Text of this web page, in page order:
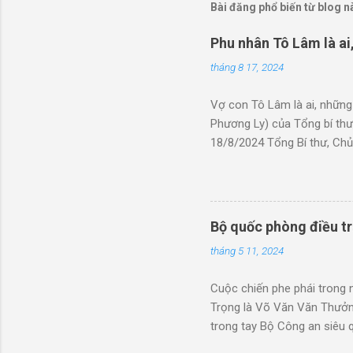
Bài đăng phổ biến từ blog
Phu nhân Tô Lâm là
tháng 8 17, 2024
Vợ con Tô Lâm là ai,
Phương Ly) của Tổng bí
18/8/2024 Tổng Bí thư,
nhỏ hơn Tô Lâm tới 13
năm 1959, chỉ kém Tô
Trưởng phòng Văn hóa
"Người xây tổ ấm" của
Hà Linh là chị cả. Người vợ
Bộ quốc phòng điều
tháng 5 11, 2024
Cuộc chiến phe phái trong
Trọng là Võ Văn Văn
trong tay Bộ Công an siêu